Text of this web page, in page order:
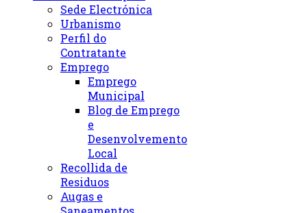
Sede Electrónica
Urbanismo
Perfil do
Contratante
Emprego
Emprego
Municipal
Blog de Emprego
e
Desenvolvemento
Local
Recollida de
Residuos
Augas e